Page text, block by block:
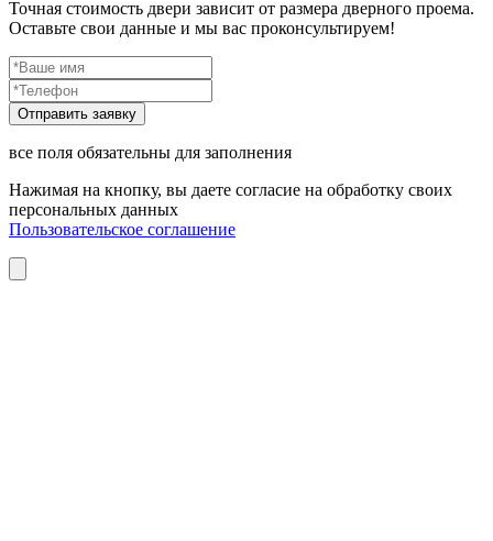
Точная стоимость двери зависит от размера дверного проема.
Оставьте свои данные и мы вас проконсультируем!
все поля обязательны для заполнения
Нажимая на кнопку, вы даете согласие на обработку своих
персональных данных
Пользовательское соглашение